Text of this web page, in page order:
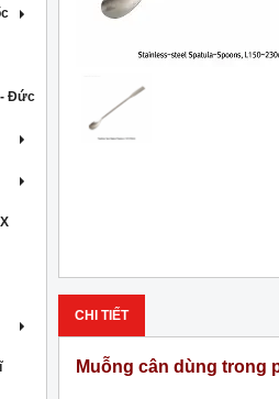
- Đức
CHI TIẾT
Muỗng cân dùng trong